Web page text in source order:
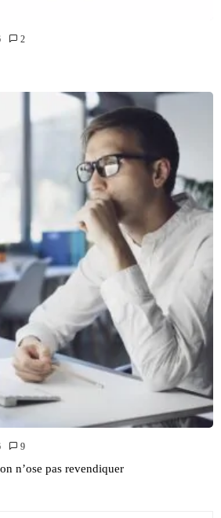
2
9
n’ose pas revendiquer